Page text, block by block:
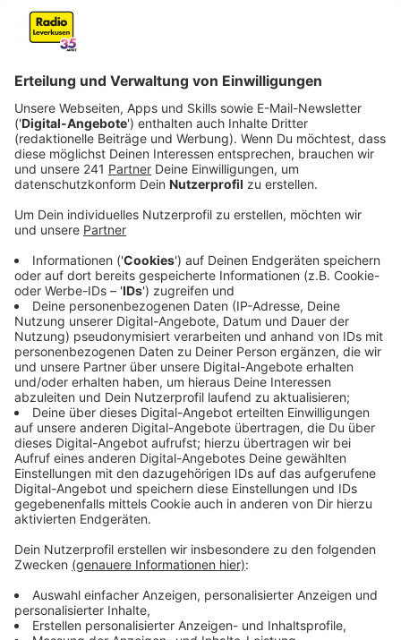
Blauzungenkrankheit im Griff
Anzeige
Während die Menschen gerade wieder häufiger
Kühe und Rinder. Die im Sommer grassierende
Folgen hat sie trotzdem noch.
Anzeige
Impfungen zeigen Wirkung
Anzeige
Mittlerweile sind die Herden durchgeimpft und die
Blauzungenkrankheit taucht auf unseren Höfen kaum
Nachfrage. Das Virus wird außerdem hauptsächlich
über Stechmücken übertragen. Die waren im feuchten
Sommer sehr aktiv – überstehen aber nicht die
Herbst- und Wintertemperaturen.